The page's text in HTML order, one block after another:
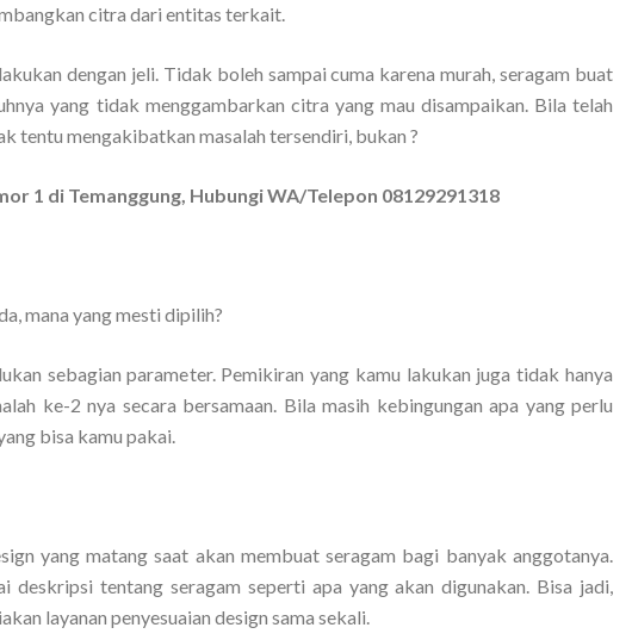
citra dari entitas terkait.
dengan jeli. Tidak boleh sampai cuma karena murah, seragam buat
yang tidak menggambarkan citra yang mau disampaikan. Bila telah
tentu mengakibatkan masalah tersendiri, bukan ?
1 di Temanggung, Hubungi WA/Telepon 08129291318
mana yang mesti dipilih?
sebagian parameter. Pemikiran yang kamu lakukan juga tidak hanya
ke-2 nya secara bersamaan. Bila masih kebingungan apa yang perlu
bisa kamu pakai.
yang matang saat akan membuat seragam bagi banyak anggotanya.
deskripsi tentang seragam seperti apa yang akan digunakan. Bisa jadi,
layanan penyesuaian design sama sekali.